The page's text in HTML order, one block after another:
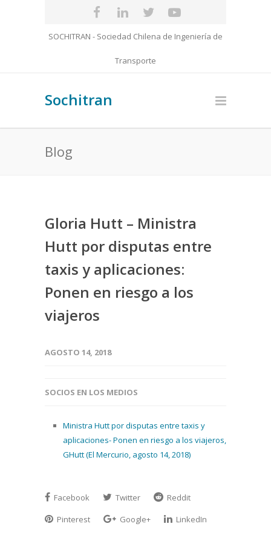
SOCHITRAN - Sociedad Chilena de Ingeniería de
Transporte
Sochitran
Blog
Gloria Hutt – Ministra
Hutt por disputas entre
taxis y aplicaciones:
Ponen en riesgo a los
viajeros
AGOSTO 14, 2018
SOCIOS EN LOS MEDIOS
Ministra Hutt por disputas entre taxis y
aplicaciones- Ponen en riesgo a los viajeros,
GHutt (El Mercurio, agosto 14, 2018)
Facebook Twitter
Reddit
Pinterest
Google+
LinkedIn